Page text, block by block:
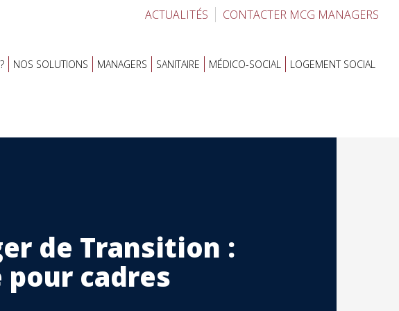
ACTUALITÉS CONTACTER MCG MANAGERS
NOS SOLUTIONS MANAGERS SANITAIRE MÉDICO-SOCIAL LOGEMENT SOCIAL
de Transition :
cadres